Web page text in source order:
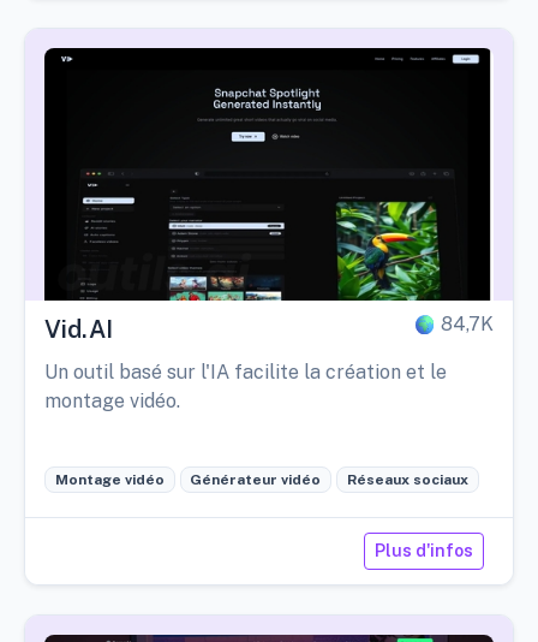
Vid.AI 84,7K
Un outil basé sur l'IA facilite la création et le
montage vidéo.
Montage vidéo Générateur vidéo Réseaux sociaux
Plus d'infos